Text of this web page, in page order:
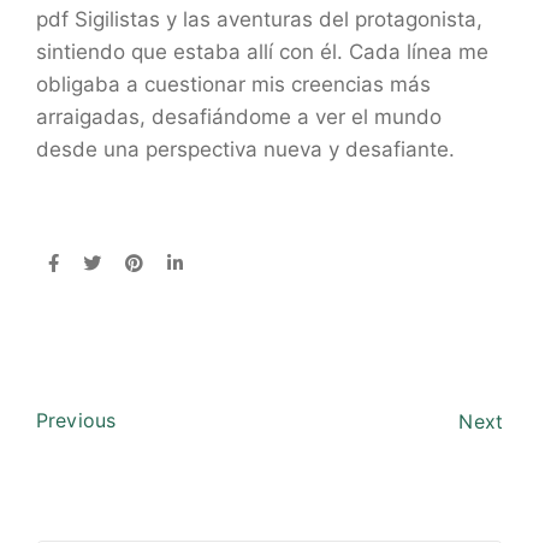
pdf Sigilistas y las aventuras del protagonista,
sintiendo que estaba allí con él. Cada línea me
obligaba a cuestionar mis creencias más
arraigadas, desafiándome a ver el mundo
desde una perspectiva nueva y desafiante.
Previous Next